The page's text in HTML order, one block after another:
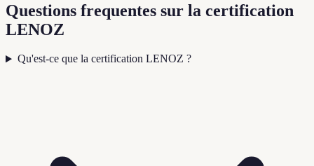
Questions frequentes sur la certification
LENOZ
Qu'est-ce que la certification LENOZ ?